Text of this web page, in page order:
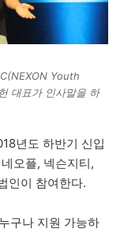
Youth
대표가 인사말을 하
년도 하반기 신입
오플, 넥슨지티,
인이 참여한다.
구나 지원 가능하